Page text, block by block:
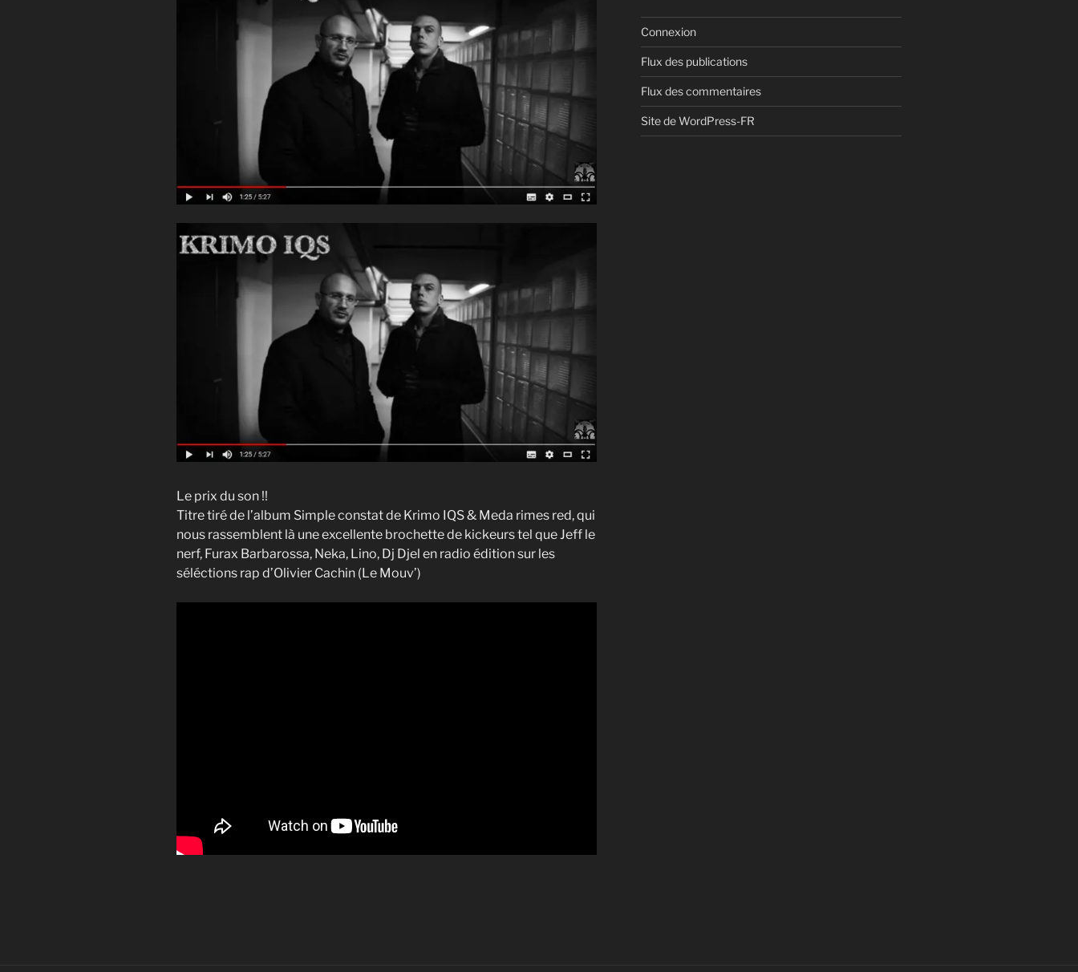
Le prix du son !!
Titre tiré de l’album Simple constat de Krimo IQS & Meda rimes red, qui
nous rassemblent là une excellente brochette de kickeurs tel que Jeff le
nerf, Furax Barbarossa, Neka, Lino, Dj Djel en radio édition sur les
séléctions rap d’Olivier Cachin (Le Mouv’)
Connexion
Flux des publications
Flux des commentaires
Site de WordPress-FR